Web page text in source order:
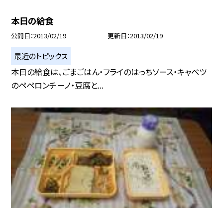
本日の給食
公開日 2013/02/19 更新日 2013/02/19
最近のトピックス
本日の給食は、ごまごはん・フライのはっちソース・キャベツ
のペペロンチーノ・豆腐と...